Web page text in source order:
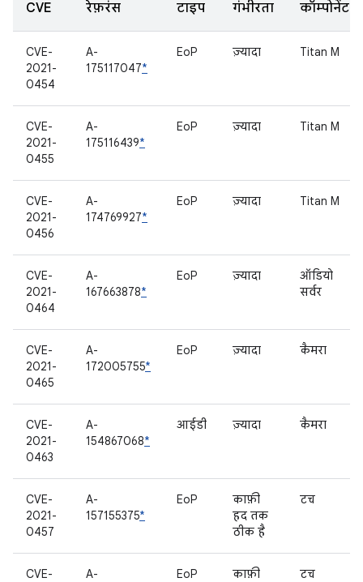
CVE रेफ़रंस टाइप गंभीरता कॉम्पोनेंट
CVE-
2021-
0454
A-
175117047*
EoP ज़्यादा Titan M
CVE-
2021-
0455
A-
175116439*
EoP ज़्यादा Titan M
CVE-
2021-
0456
A-
174769927*
EoP ज़्यादा Titan M
CVE-
2021-
0464
A-
167663878*
EoP ज़्यादा
ऑडियो
सर्वर
CVE-
2021-
0465
A-
172005755*
EoP ज़्यादा कैमरा
CVE-
2021-
0463
A-
154867068*
आईडी ज़्यादा कैमरा
CVE-
2021-
0457
A-
157155375*
EoP
काफ़ी
हद तक
ठीक है
टच
CVE-
A-
EoP
काफ़ी
टच